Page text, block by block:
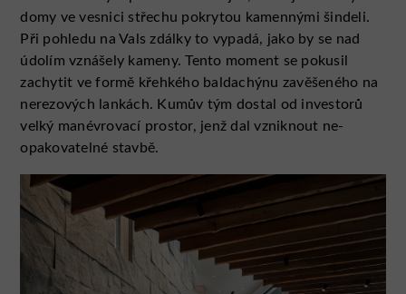
domy ve vesnici střechu pokrytou kamennými šindeli.
Při pohledu na Vals zdálky to vypadá, jako by se nad
údolím vznášely kameny. Tento moment se pokusil
zachytit ve formě křehkého baldachýnu zavěšeného na
nerezových lankách. Kumův tým dostal od investorů
velký manévrovací prostor, jenž dal vzniknout ne­
opakovatelné stavbě.